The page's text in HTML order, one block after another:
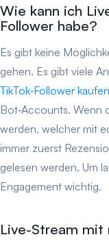
Wie kann ich
Follower habe?
Es gibt keine
gehen. Es gibt viele
TikTok‑Follower kaufen
Bot‑Accounts. Wenn
werden, welcher mit
immer zuerst
gelesen werden. Um
Engagement wichtig.
Live-Stream mit